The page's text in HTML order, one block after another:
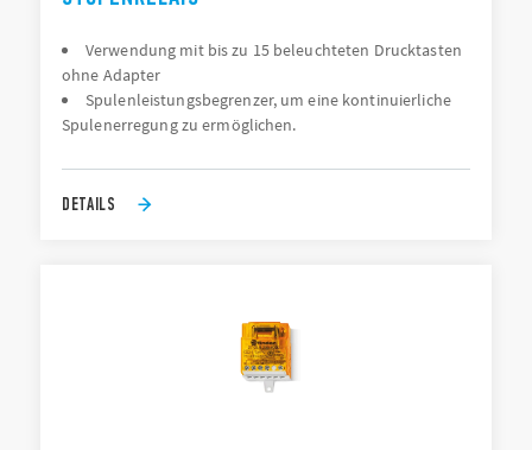
Verwendung mit bis zu 15 beleuchteten Drucktasten
ohne Adapter
Spulenleistungsbegrenzer, um eine kontinuierliche
Spulenerregung zu ermöglichen.
DETAILS